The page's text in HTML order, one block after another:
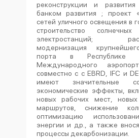
реконструкции и
банком развития ; проект
сетей уличного освещения в
строительство
электростанций;
модернизация
порта в Республике
Международного
совместно с сEBRD IFC и
имеют значительные
экономические эффекты,
новых рабочих мест, новых
маршрутов, снижение
оптимизацию
энергии и др., а также
процессы декарбонизации.